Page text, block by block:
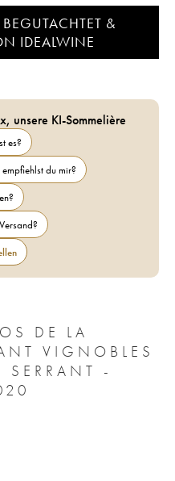
&
IDEALWINE
unsere KI-Sommelière
es?
du mir?
DE LA
VIGNOBLES
SERRANT -